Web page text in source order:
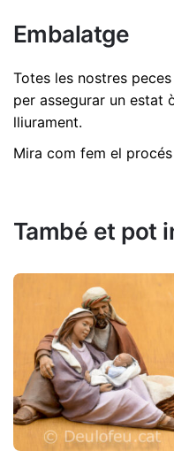
Embalatge
Totes les nostres
per assegurar un estat
lliurament.
Mira com fem el procés
Dimensions 12 cm
Ref. 3469"
L'adreça electrònica no
Nom*
També et pot